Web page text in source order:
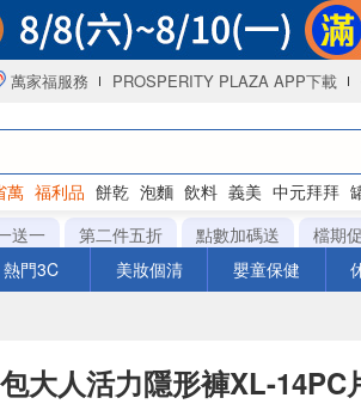
萬家福服務 PROSPERITY PLAZA APP下載
萬 福利品 餅乾 泡麵 飲料 義美 中元拜拜
送一 第二件五折 點數加碼送 檔期
熱門3C 美妝個清 嬰童保健
大人活力隱形褲XL-14PC